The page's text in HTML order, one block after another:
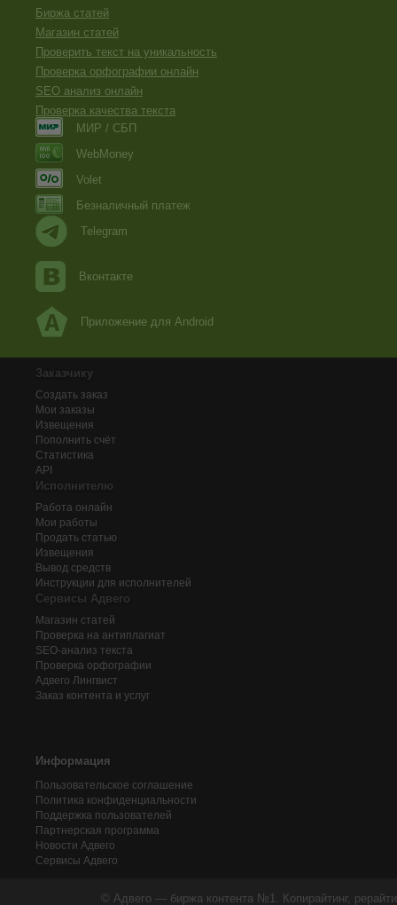
Биржа статей
Магазин статей
Проверить текст на уникальность
Проверка орфографии онлайн
SEO анализ онлайн
Проверка качества текста
МИР / СБП
WebMoney
Volet
Безналичный платеж
Telegram
Вконтакте
Приложение для Android
Заказчику
Создать заказ
Мои заказы
Извещения
Пополнить счёт
Статистика
API
Исполнителю
Работа онлайн
Мои работы
Продать статью
Извещения
Вывод средств
Инструкции для исполнителей
Сервисы Адвего
Магазин статей
Проверка на антиплагиат
SEO-анализ текста
Проверка орфографии
Адвего Лингвист
Заказ контента и услуг
Информация
Пользовательское соглашение
Политика конфиденциальности
Поддержка пользователей
Партнерская программа
Новости Адвего
Сервисы Адвего
© Адвего — биржа контента №1. Копирайтинг,